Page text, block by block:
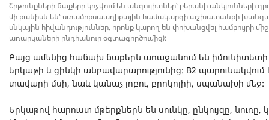
Շրթունքների ճաքերը կոչվում են անգուլիտներ՝ բերանի
մի քանիսն են՝ ստամոքսաաղիքային համակարգի աշխատանքի
սնկային հիվանդություններ, որոնք կարող են փոխանցվել համբույրի
առարկաների ընդհանուր օգտագործումից):
Բայց ամենից հաճախ ճաքերն առաջանում են իմունիտետի
երկաթի և ցինկի անբավարարությունից: B2
տավարի մսի, նաև կանաչ լոբու, բրոկոլիի, սպանախի մեջ:
Երկաթով հարուստ մթերքներն են սունկը, ընկույզը,